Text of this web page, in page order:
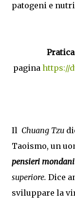
patogeni e
pagina https://
Il Chuang Tzu
Taoismo, un
pensieri mondani
superiore. Dice
sviluppare la